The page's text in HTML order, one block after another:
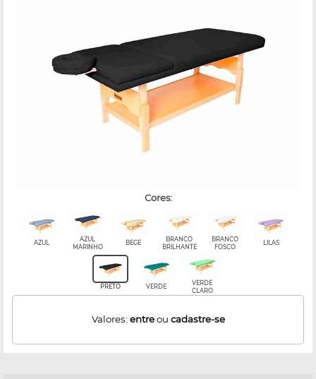
cores:
AZUL
AZUL
MARINHO
BEGE
BRANCO
BRILHANTE
BRANCO
FOSCO
LILAS
PRETO VERDE
VERDE
CLARO
Valores: entreou cadastre-se